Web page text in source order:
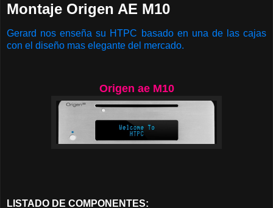
Montaje Origen AE M10
Gerard nos enseña su HTPC basado en una de las cajas
con el diseño mas elegante del mercado.
Origen ae M10
LISTADO DE COMPONENTES: